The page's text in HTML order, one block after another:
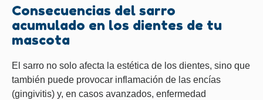
Consecuencias del sarro
acumulado en los dientes de tu
mascota
El sarro no solo afecta la estética de los dientes, sino que
también puede provocar inflamación de las encías
(gingivitis) y, en casos avanzados, enfermedad